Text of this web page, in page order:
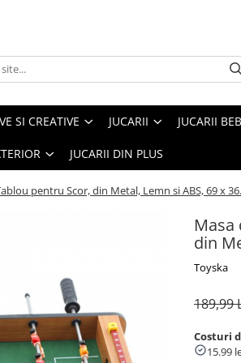
SI CREATIVE JUCARII JUCARII
JUCARII DIN PLUS
pentru Scor, din Metal, Lemn si ABS, 69 x
Masa
din
Toyska
189,99
Costuri
15.99